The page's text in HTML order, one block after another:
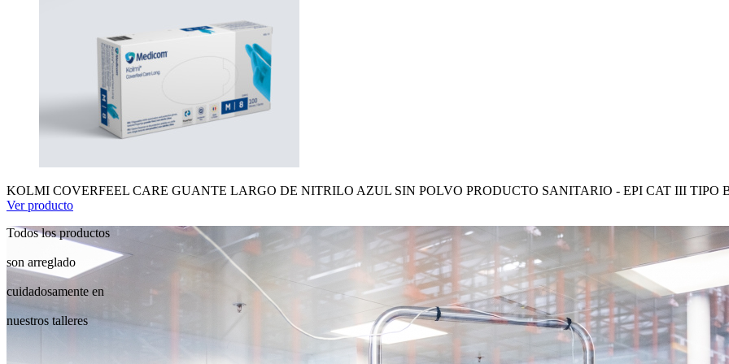
KOLMI COVERFEEL CARE GUANTE LARGO DE NITRILO AZUL SIN POLVO PRODUCTO SANITARIO - EPI CAT III TIPO
Ver producto
Todos los productos
son arreglado
cuidadosamente en
nuestros talleres